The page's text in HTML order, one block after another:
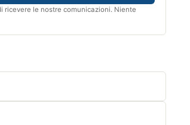
ricevere le nostre comunicazioni. Niente